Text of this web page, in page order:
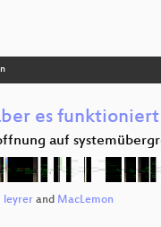
es funktioniert
auf
leyrer and MacLemon